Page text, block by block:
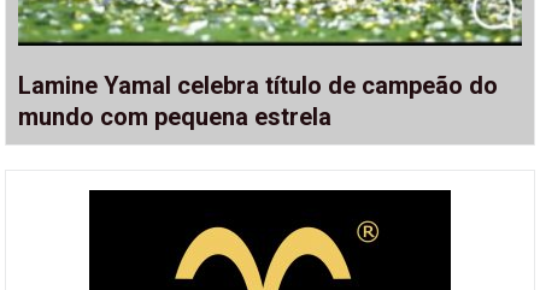
Lamine Yamal celebra título de campeão do
mundo com pequena estrela